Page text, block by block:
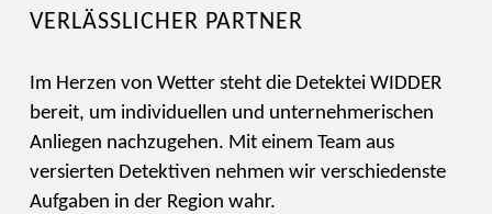
VERLÄSSLICHER PARTNER
Im Herzen von Wetter steht die Detektei WIDDER
bereit, um individuellen und unternehmerischen
Anliegen nachzugehen. Mit einem Team aus
versierten Detektiven nehmen wir verschiedenste
Aufgaben in der Region wahr.